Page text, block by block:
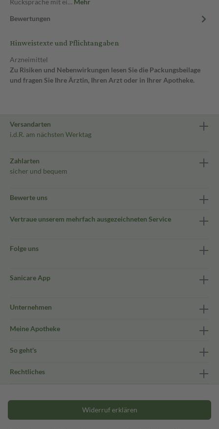
Rücksprache mit ei… Mehr
Bewertungen
Hinweistexte und Pflichtangaben
Arzneimittel
Zu Risiken und Nebenwirkungen lesen Sie die Packungsbeilage
und fragen Sie Ihre Ärztin, Ihren Arzt oder in Ihrer Apotheke.
Versandarten
i.d.R. am nächsten Werktag
Zahlarten
sicher und bequem
Bewerte uns
Vertraue unserem mehrfach ausgezeichneten Service
Folge uns
Sanicare App
Unternehmen
Meine Apotheke
So geht's
Rechtliches
Widerruf erklären